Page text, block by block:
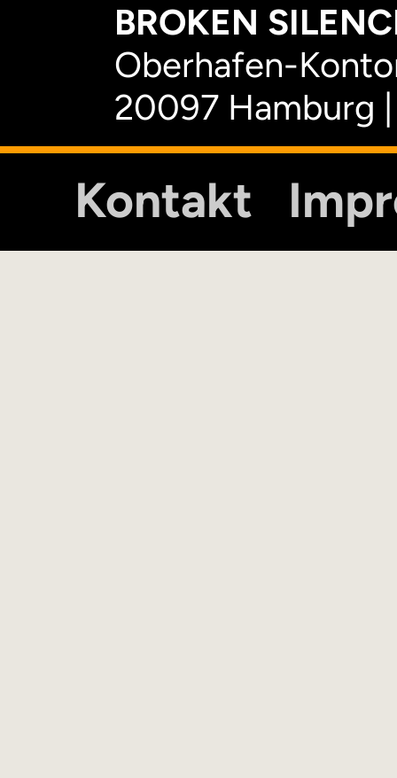
BROKEN
Oberhafen-
20097 Hamburg
Kontakt